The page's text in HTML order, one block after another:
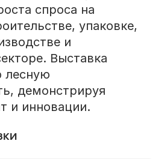
спроса на
упаковке,
и
Выставка
лесную
демонстрируя
и инновации.